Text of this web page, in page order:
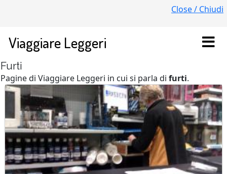
Close / Chiudi
Viaggiare Leggeri
Furti
Pagine di Viaggiare Leggeri in cui si parla di furti.